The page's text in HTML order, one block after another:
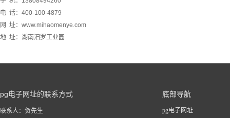
电 话：400-100-4879
网 址：www.mihaomenye.com
地 址：湖南汨罗工业园
pg电子网址的联系方式
联系人：贺先生
底部导航
pg电子网址